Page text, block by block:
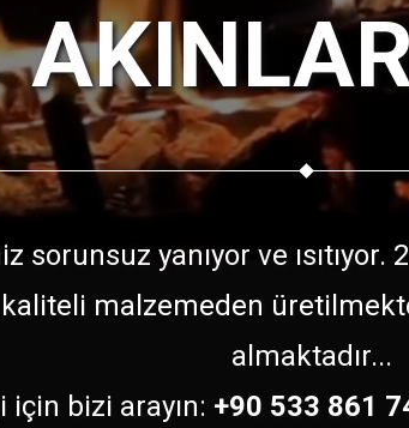
sorunsuz yanıyor ve
malzemeden
almaktadır...
için bizi arayın: +90 533 861